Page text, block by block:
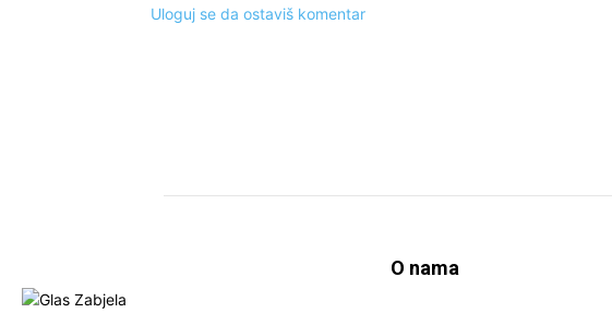
Uloguj se da ostaviš komentar
O nama